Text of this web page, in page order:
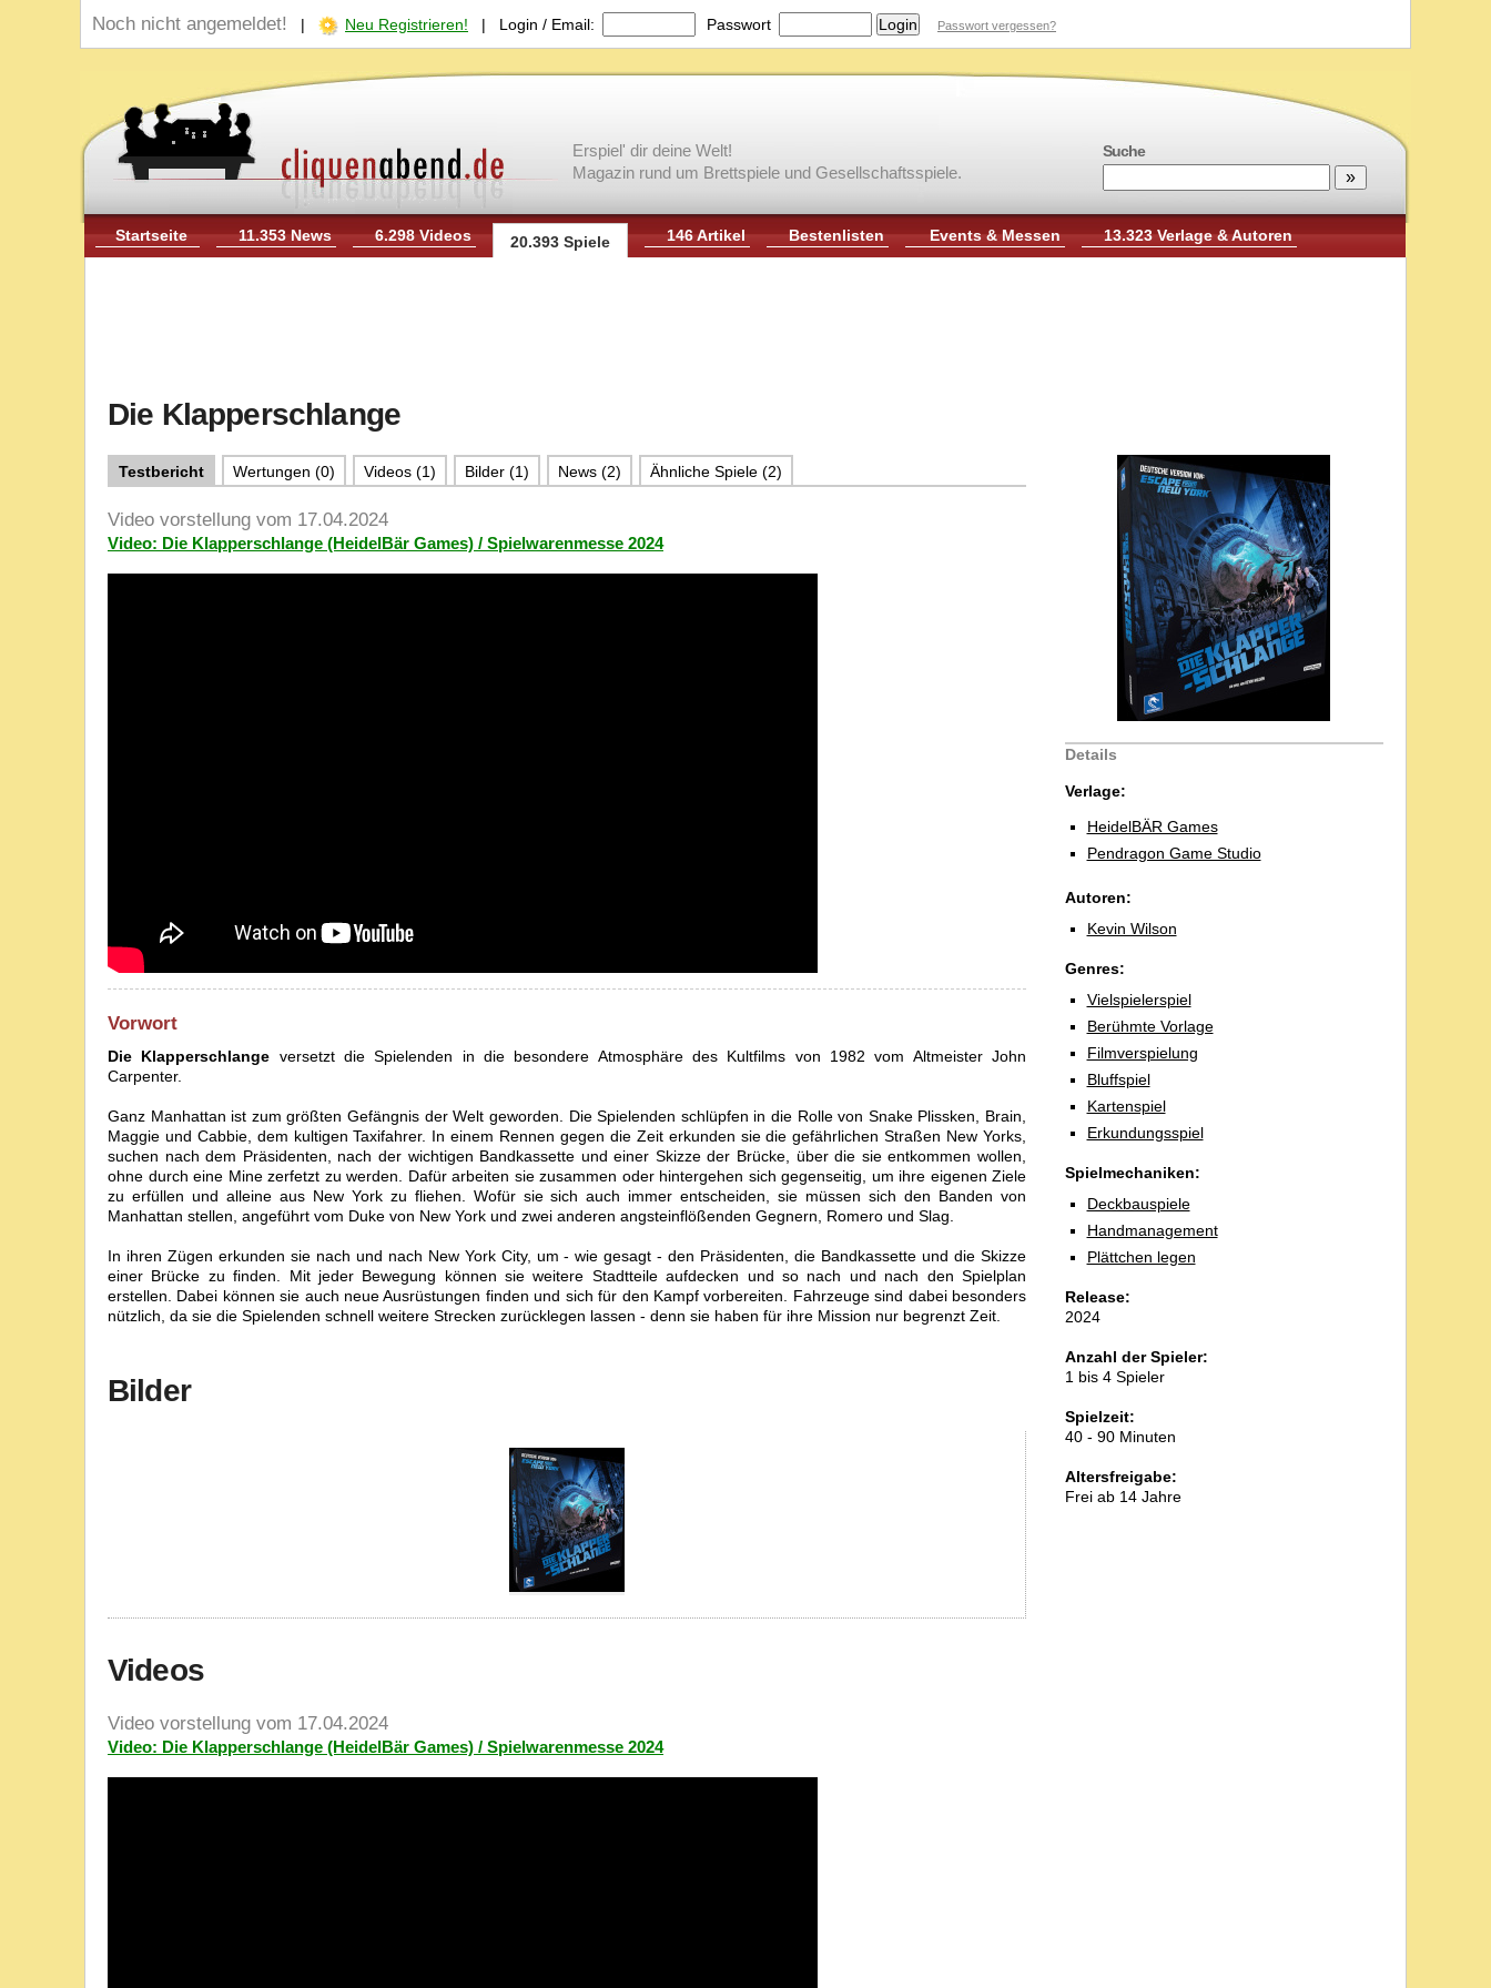
Noch nicht angemeldet! | Neu Registrieren! | Login / Email: Passwort Passwort vergessen?
Suche
Erspiel' dir deine Welt!
Magazin rund um Brettspiele und Gesellschaftsspiele.
Startseite 11.353 News 6.298 Videos 20.393 Spiele 146 Artikel Bestenlisten Events & Messen 13.323 Verlage & Autoren
Die Klapperschlange
Details
Verlage:
HeidelBÄR Games
Pendragon Game Studio
Autoren:
Kevin Wilson
Genres:
Vielspielerspiel
Berühmte Vorlage
Filmverspielung
Bluffspiel
Kartenspiel
Erkundungsspiel
Spielmechaniken:
Deckbauspiele
Handmanagement
Plättchen legen
Release:
2024
Anzahl der Spieler:
1 bis 4 Spieler
Spielzeit:
40 - 90 Minuten
Altersfreigabe:
Frei ab 14 Jahre
Testbericht Wertungen (0) Videos (1) Bilder (1) News (2) Ähnliche Spiele (2)
Video vorstellung vom 17.04.2024
Video: Die Klapperschlange (HeidelBär Games) / Spielwarenmesse 2024
Vorwort
Die Klapperschlange versetzt die Spielenden in die besondere Atmosphäre des Kultfilms von 1982 vom Altmeister John
Carpenter.
Ganz Manhattan ist zum größten Gefängnis der Welt geworden. Die Spielenden schlüpfen in die Rolle von Snake Plissken, Brain,
Maggie und Cabbie, dem kultigen Taxifahrer. In einem Rennen gegen die Zeit erkunden sie die gefährlichen Straßen New Yorks,
suchen nach dem Präsidenten, nach der wichtigen Bandkassette und einer Skizze der Brücke, über die sie entkommen wollen,
ohne durch eine Mine zerfetzt zu werden. Dafür arbeiten sie zusammen oder hintergehen sich gegenseitig, um ihre eigenen Ziele
zu erfüllen und alleine aus New York zu fliehen. Wofür sie sich auch immer entscheiden, sie müssen sich den Banden von
Manhattan stellen, angeführt vom Duke von New York und zwei anderen angsteinflößenden Gegnern, Romero und Slag.
In ihren Zügen erkunden sie nach und nach New York City, um - wie gesagt - den Präsidenten, die Bandkassette und die Skizze
einer Brücke zu finden. Mit jeder Bewegung können sie weitere Stadtteile aufdecken und so nach und nach den Spielplan
erstellen. Dabei können sie auch neue Ausrüstungen finden und sich für den Kampf vorbereiten. Fahrzeuge sind dabei besonders
nützlich, da sie die Spielenden schnell weitere Strecken zurücklegen lassen - denn sie haben für ihre Mission nur begrenzt Zeit.
Bilder
Videos
Video vorstellung vom 17.04.2024
Video: Die Klapperschlange (HeidelBär Games) / Spielwarenmesse 2024